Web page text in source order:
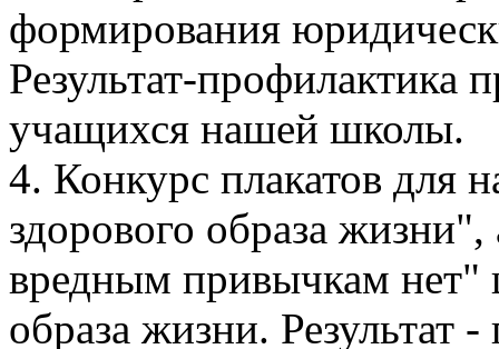
формирования
Результат-профилактика
учащихся нашей школы.
4. Конкурс плакатов для
здорового образа
вредным привычкам нет"
образа жизни. Результат